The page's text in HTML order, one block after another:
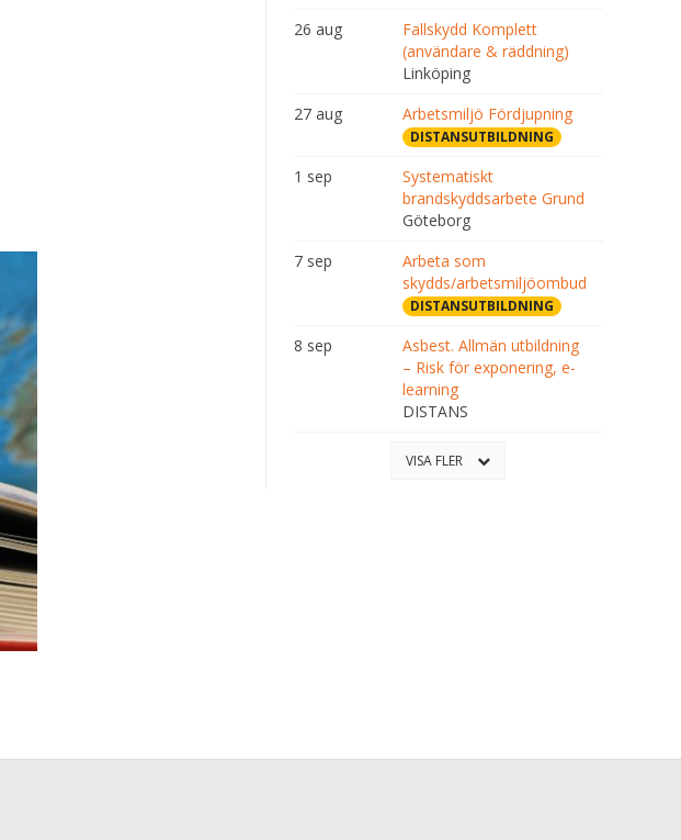
26 aug
Fallskydd Komplett
(användare & räddning)
Linköping
27 aug
Arbetsmiljö Fördjupning
DISTANSUTBILDNING
1 sep
Systematiskt
brandskyddsarbete Grund
Göteborg
7 sep
Arbeta som
skydds/arbetsmiljöombud
DISTANSUTBILDNING
8 sep
Asbest. Allmän utbildning
– Risk för exponering, e-
learning
DISTANS
VISA FLER